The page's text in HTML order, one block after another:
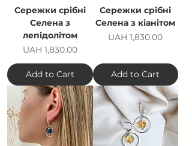
Сережки срібні
Селена з
лепідолітом
Price
UAH 1,830.00
Add to Cart
Сережки срібні
Селена з кіанітом
Price
UAH 1,830.00
Add to Cart